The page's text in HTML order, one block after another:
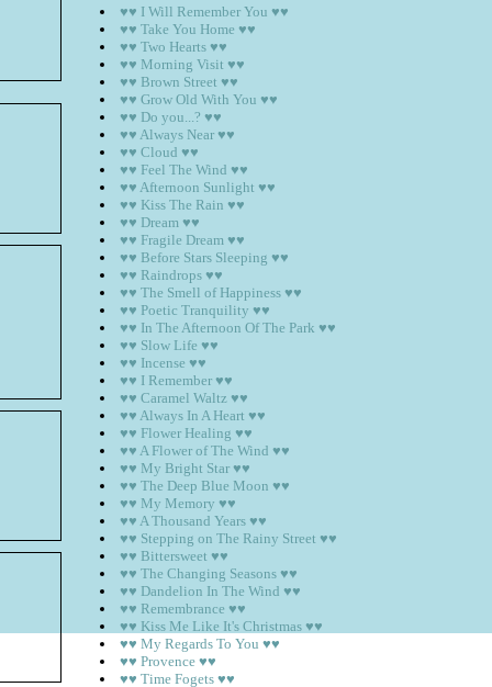
♥♥ I Will Remember You ♥♥
♥♥ Take You Home ♥♥
♥♥ Two Hearts ♥♥
♥♥ Morning Visit ♥♥
♥♥ Brown Street ♥♥
♥♥ Grow Old With You ♥♥
♥♥ Do you...? ♥♥
♥♥ Always Near ♥♥
♥♥ Cloud ♥♥
♥♥ Feel The Wind ♥♥
♥♥ Afternoon Sunlight ♥♥
♥♥ Kiss The Rain ♥♥
♥♥ Dream ♥♥
♥♥ Fragile Dream ♥♥
♥♥ Before Stars Sleeping ♥♥
♥♥ Raindrops ♥♥
♥♥ The Smell of Happiness ♥♥
♥♥ Poetic Tranquility ♥♥
♥♥ In The Afternoon Of The Park ♥♥
♥♥ Slow Life ♥♥
♥♥ Incense ♥♥
♥♥ I Remember ♥♥
♥♥ Caramel Waltz ♥♥
♥♥ Always In A Heart ♥♥
♥♥ Flower Healing ♥♥
♥♥ A Flower of The Wind ♥♥
♥♥ My Bright Star ♥♥
♥♥ The Deep Blue Moon ♥♥
♥♥ My Memory ♥♥
♥♥ A Thousand Years ♥♥
♥♥ Stepping on The Rainy Street ♥♥
♥♥ Bittersweet ♥♥
♥♥ The Changing Seasons ♥♥
♥♥ Dandelion In The Wind ♥♥
♥♥ Remembrance ♥♥
♥♥ Kiss Me Like It's Christmas ♥♥
♥♥ My Regards To You ♥♥
♥♥ Provence ♥♥
♥♥ Time Fogets ♥♥